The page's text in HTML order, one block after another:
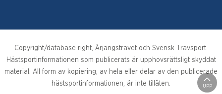
UPP
Copyright/database right, Årjängstravet och Svensk Travsport.
Hästsportinformationen som publicerats är upphovsrättsligt skyddat
material. All form av kopiering, av hela eller delar av den publicerade
hästsportinformationen, är inte tillåten.